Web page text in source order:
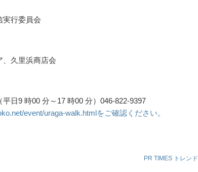
実行委員会
、久里浜商店会
日9 時00 分～17 時00 分）046-822-9397
event/uraga-walk.htmlをご確認ください。
PR TIMES トレンド